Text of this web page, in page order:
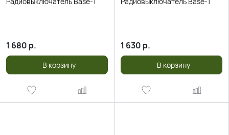
1 680 р.
В корзину
1 630 р.
В корзину